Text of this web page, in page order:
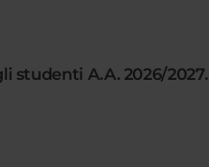
studenti A.A. 2026/2027.